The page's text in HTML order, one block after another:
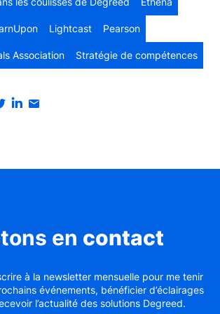
Lightcast Pearson
Association Stratégie de compétences
en contact
à la newsletter mensuelle pour me tenir
événements, bénéficier d’éclairages
l’actualité des solutions Degreed.